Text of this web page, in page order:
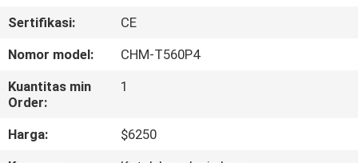
KAMI
TUR
PABRIK
Sertifikasi:
CE
Nomor model:
CHM-T560P4
Kuantitas min
Order:
1
Harga:
$6250